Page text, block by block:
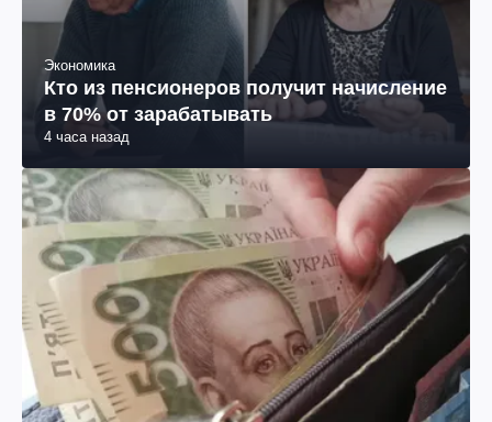
Экономика
Кто из пенсионеров получит начисление
в 70% от зарабатывать
4 часа назад